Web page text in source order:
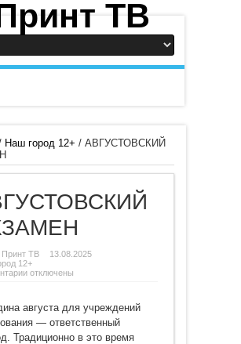
Наш город 12+ / АВГУСТОВСКИЙ
Принт ТВ
13.08.2025
12+
котключены
августа для учреждений
— ответственный
Традиционно в это время